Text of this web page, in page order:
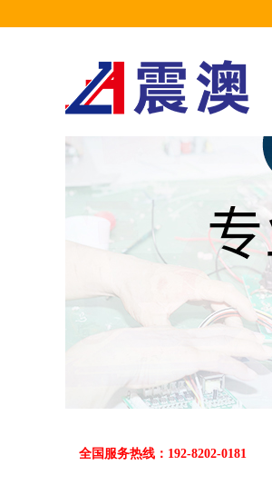
全国服务热线：192-8202-0181